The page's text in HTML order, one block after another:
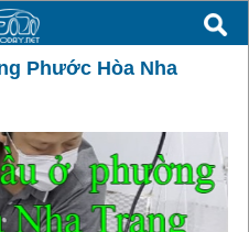
Phước Hòa Nha